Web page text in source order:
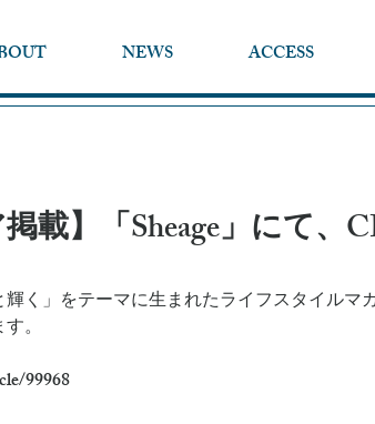
NEWS ACCESS
掲載】「Sheage」にて
輝く」をテーマに生まれたライフスタイル
。
99968